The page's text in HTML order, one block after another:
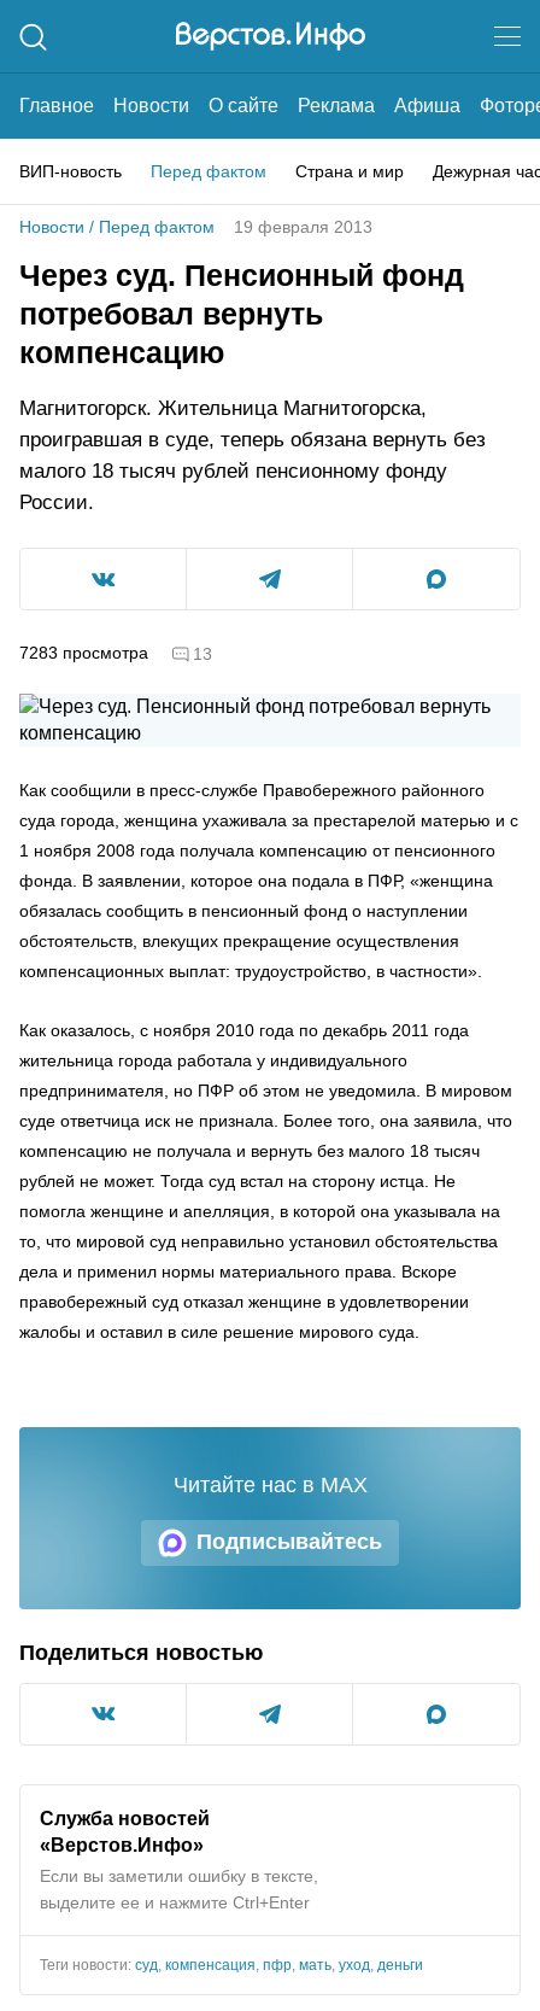
Главное Новости О сайте Реклама Афиша
ВИП-новость Перед фактом Страна и мир Дежурная
Новости / Перед фактом 19 февраля 2013
Через суд. Пенсионный фонд
потребовал вернуть
компенсацию
Магнитогорск. Жительница Магнитогорска,
проигравшая в суде, теперь обязана вернуть без
малого 18 тысяч рублей пенсионному фонду
России.
7283 просмотра 13
Как сообщили в пресс-службе Правобережного районного
суда города, женщина ухаживала за престарелой матерью и с
1 ноября 2008 года получала компенсацию от пенсионного
фонда. В заявлении, которое она подала в ПФР, «женщина
обязалась сообщить в пенсионный фонд о наступлении
обстоятельств, влекущих прекращение осуществления
компенсационных выплат: трудоустройство, в частности».
Как оказалось, с ноября 2010 года по декабрь 2011 года
жительница города работала у индивидуального
предпринимателя, но ПФР об этом не уведомила. В мировом
суде ответчица иск не признала. Более того, она заявила, что
компенсацию не получала и вернуть без малого 18 тысяч
рублей не может. Тогда суд встал на сторону истца. Не
помогла женщине и апелляция, в которой она указывала на
то, что мировой суд неправильно установил обстоятельства
дела и применил нормы материального права. Вскоре
правобережный суд отказал женщине в удовлетворении
жалобы и оставил в силе решение мирового суда.
Подписывайтесь
Читайте нас в MAX
Поделиться новостью
Служба новостей
«Верстов.Инфо»
Если вы заметили ошибку в тексте,
выделите ее и нажмите Ctrl+Enter
Теги новости: суд компенсация пфр мать уход деньги